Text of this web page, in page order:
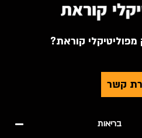
קוראת?
קשר
בריאות